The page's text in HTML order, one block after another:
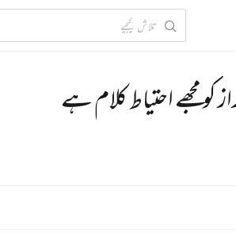
مجھے احتیاط کلام ہے